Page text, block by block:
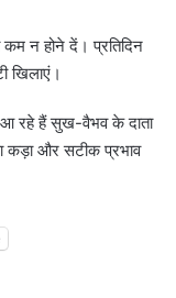
न होने दें। प्रतिदिन
खिलाएं।
रहे हैं सुख-वैभव के दाता
कड़ा और सटीक प्रभाव